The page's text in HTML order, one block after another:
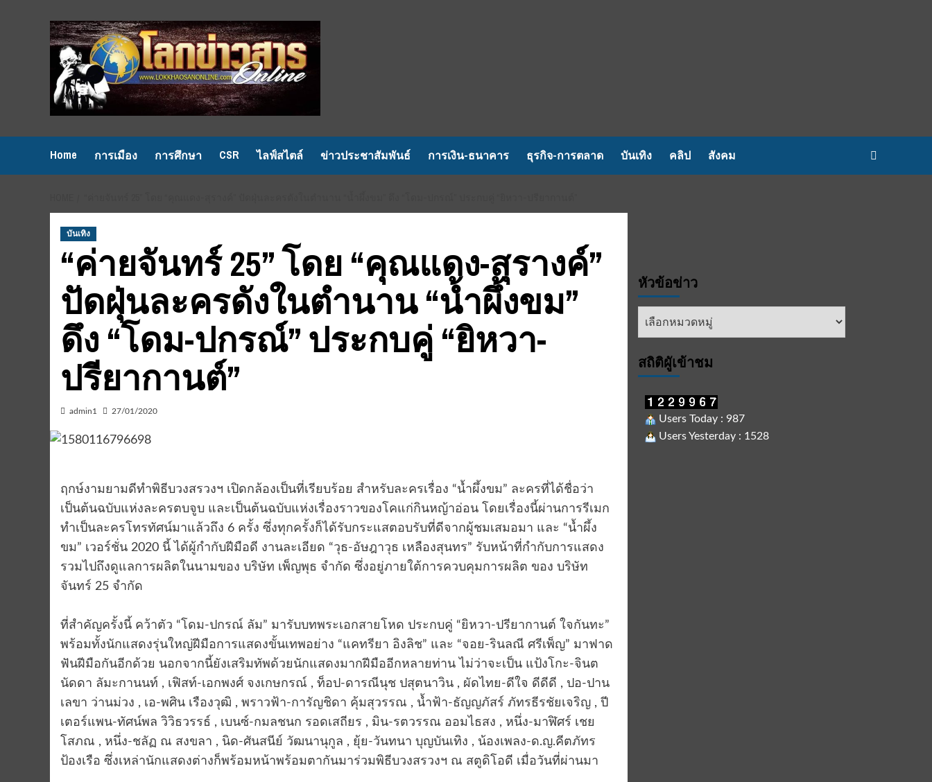
Home การเมือง การศึกษา CSR ไลฟ์สไตล์ ข่าวประชาสัมพันธ์ การเงิน-ธนาคาร ธุรกิจ-การตลาด บันเทิง คลิป สังคม
บันเทิง
“ค่ายจันทร์ 25” โดย “คุณแดง-สุรางค์”
ปัดฝุ่นละครดังในตำนาน “น้ำผึ้งขม”
ดึง “โดม-ปกรณ์” ประกบคู่ “ยิหวา-
ปรียากานต์”
admin1 27/01/2020
ฤกษ์งามยามดีทำพิธีบวงสรวงฯ เปิดกล้องเป็นที่เรียบร้อย สำหรับละครเรื่อง “น้ำผึ้งขม” ละครที่ได้ชื่อว่า
เป็นต้นฉบับแห่งละครตบจูบ และเป็นต้นฉบับแห่งเรื่องราวของโคแก่กินหญ้าอ่อน โดยเรื่องนี้ผ่านการรีเมก
ทำเป็นละครโทรทัศน์มาแล้วถึง 6 ครั้ง ซึ่งทุกครั้งก็ได้รับกระแสตอบรับที่ดีจากผู้ชมเสมอมา และ “น้ำผึ้ง
ขม” เวอร์ชั่น 2020 นี้ ได้ผู้กำกับฝีมือดี งานละเอียด “วุธ-อัษฎาวุธ เหลืองสุนทร” รับหน้าที่กำกับการแสดง
รวมไปถึงดูแลการผลิตในนามของ บริษัท เพ็ญพุธ จำกัด ซึ่งอยู่ภายใต้การควบคุมการผลิต ของ บริษัท
จันทร์ 25 จำกัด
ที่สำคัญครั้งนี้ คว้าตัว “โดม-ปกรณ์ ลัม” มารับบทพระเอกสายโหด ประกบคู่ “ยิหวา-ปรียากานต์ ใจกันทะ”
พร้อมทั้งนักแสดงรุ่นใหญ่ฝีมือการแสดงขั้นเทพอย่าง “แคทรียา อิงลิช” และ “จอย-รินลณี ศรีเพ็ญ” มาฟาด
ฟันฝีมือกันอีกด้วย นอกจากนี้ยังเสริมทัพด้วยนักแสดงมากฝีมืออีกหลายท่าน ไม่ว่าจะเป็น แป้งโกะ-จินต
นัดดา ลัมะกานนท์ , เฟิสท์-เอกพงศ์ จงเกษกรณ์ , ท็อป-ดารณีนุช ปสุตนาวิน , ผัดไทย-ดีใจ ดีดีดี , ปอ-ปาน
เลขา ว่านม่วง , เอ-พศิน เรืองวุฒิ , พราวฟ้า-การัญชิดา คุ้มสุวรรณ , น้ำฟ้า-ธัญญภัสร์ ภัทรธีรชัยเจริญ , ปี
เตอร์แพน-ทัศน์พล วิวิธวรรธ์ , เบนซ์-กมลชนก รอดเสถียร , มิน-รตวรรณ ออมไธสง , หนึ่ง-มาฬิศร์ เชย
โสภณ , หนึ่ง-ชลัฏ ณ สงขลา , นิด-ศันสนีย์ วัฒนานุกูล , ยุ้ย-วันทนา บุญบันเทิง , น้องเพลง-ด.ญ.คีตภัทร
ป้องเรือ ซึ่งเหล่านักแสดงต่างก็พร้อมหน้าพร้อมตากันมาร่วมพิธีบวงสรวงฯ ณ สตูดิโอดี เมื่อวันที่ผ่านมา
หัวข้อข่าว
หัวข้อ
สถิติผูัเข้าชม
Users Today : 987
Users Yesterday : 1528